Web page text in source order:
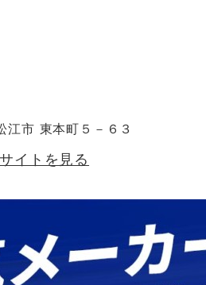
市 東本町５－６３
イトを見る